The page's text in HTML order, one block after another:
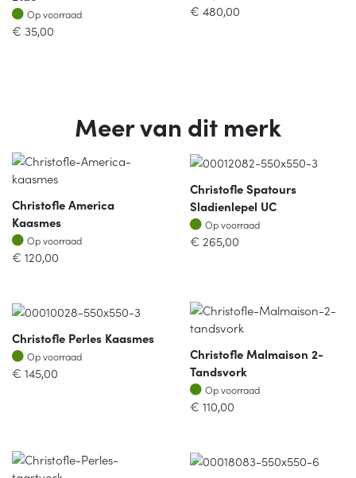
Op voorraad
Op voorraad
€ 35,00
€ 480,00
Meer van dit merk
Christofle America
Kaasmes
Op voorraad
Op voorraad
€ 120,00
Christofle Spatours
Sladienlepel UC
Op voorraad
Op voorraad
€ 265,00
Christofle Perles Kaasmes
Op voorraad
Op voorraad
€ 145,00
Christofle Malmaison 2-
Tandsvork
Op voorraad
Op voorraad
€ 110,00